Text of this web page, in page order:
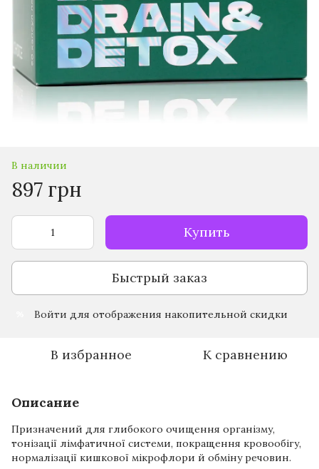
В наличии
897 грн
Купить
Быстрый заказ
Войти для отображения накопительной скидки
В избранное К сравнению
Описание
Призначений для глибокого очищення організму,
тонізації лімфатичної системи, покращення кровообігу,
нормалізації кишкової мікрофлори й обміну речовин.